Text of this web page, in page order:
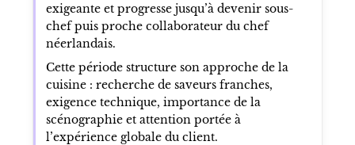
exigeante et progresse jusqu’à devenir sous-
chef puis proche collaborateur du chef
néerlandais.
Cette période structure son approche de la
cuisine : recherche de saveurs franches,
exigence technique, importance de la
scénographie et attention portée à
l’expérience globale du client.